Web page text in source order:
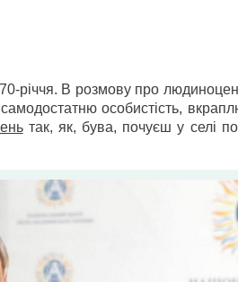
річчя. В розмову про
самодостатню особистість,
так, як, бува, почуєш у селі